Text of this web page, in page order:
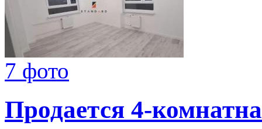
7 фото
Продается 4-